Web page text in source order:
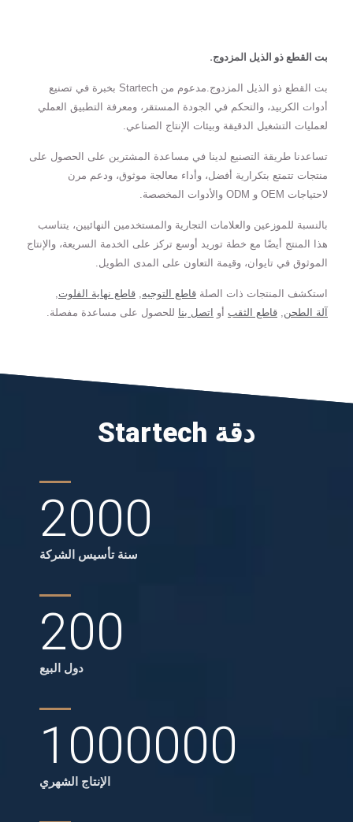
بت القطع ذو الذيل المزدوج.
بت القطع ذو الذيل المزدوج.مدعوم من Startech بخبرة في تصنيع
أدوات الكربيد، والتحكم في الجودة المستقر، ومعرفة التطبيق العملي
لعمليات التشغيل الدقيقة وبيئات الإنتاج الصناعي.
تساعدنا طريقة التصنيع لدينا في مساعدة المشترين على الحصول على
منتجات تتمتع بتكرارية أفضل، وأداء معالجة موثوق، ودعم مرن
لاحتياجات OEM و ODM والأدوات المخصصة.
بالنسبة للموزعين والعلامات التجارية والمستخدمين النهائيين، يتناسب
هذا المنتج أيضًا مع خطة توريد أوسع تركز على الخدمة السريعة، والإنتاج
الموثوق في تايوان، وقيمة التعاون على المدى الطويل.
استكشف المنتجات ذات الصلة قاطع التوجيه, قاطع نهاية الفلوت,
آلة الطحن, قاطع الثقب أو اتصل بنا للحصول على مساعدة مفصلة.
Startech دقة
2000
سنة تأسيس الشركة
200
دول البيع
1000000
الإنتاج الشهري